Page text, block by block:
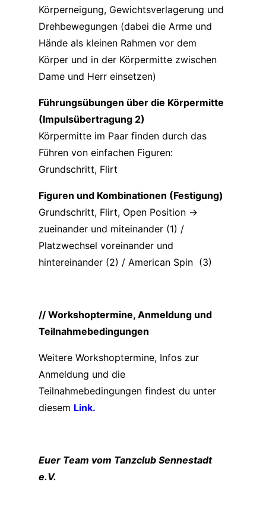
Körperneigung, Gewichtsverlagerung und
Drehbewegungen (dabei die Arme und
Hände als kleinen Rahmen vor dem
Körper und in der Körpermitte zwischen
Dame und Herr einsetzen)
Führungsübungen über die Körpermitte
(Impulsübertragung 2)
Körpermitte im Paar finden durch das
Führen von einfachen Figuren:
Grundschritt, Flirt
Figuren und Kombinationen (Festigung)
Grundschritt, Flirt, Open Position ->
zueinander und miteinander (1) /
Platzwechsel voreinander und
hintereinander (2) / American Spin (3)
// Workshoptermine, Anmeldung und
Teilnahmebedingungen
Weitere Workshoptermine, Infos zur
Anmeldung und die
Teilnahmebedingungen findest du unter
diesem Link.
Euer Team vom Tanzclub Sennestadt
e.V.